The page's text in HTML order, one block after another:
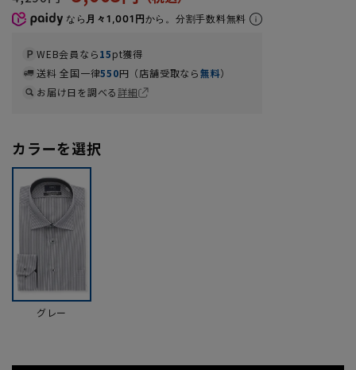
なら 月々1,001円から。分割手数料無料
WEB会員なら15pt獲得
送料 全国一律550円（店舗受取なら無料）
お届け日を調べる詳細
カラーを選択
グレー